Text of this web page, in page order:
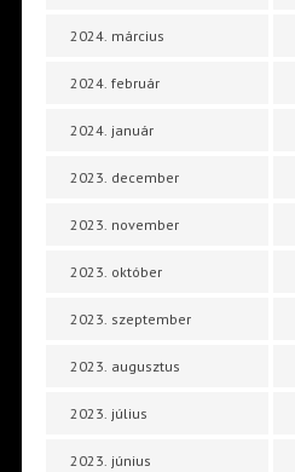
2024. március
2024. február
2024. január
2023. december
2023. november
2023. október
2023. szeptember
2023. augusztus
2023. július
2023. június